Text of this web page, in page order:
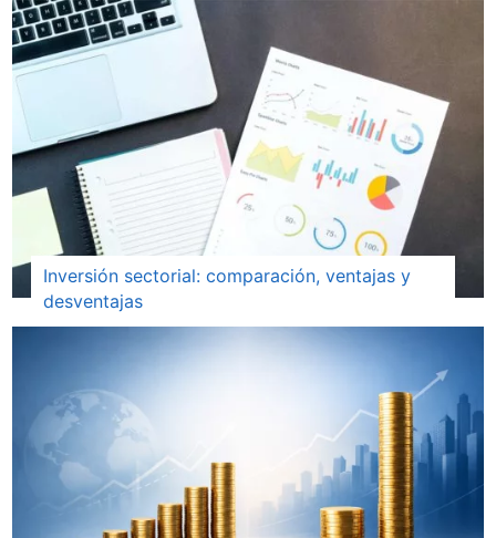
Inversión sectorial: comparación, ventajas y
desventajas